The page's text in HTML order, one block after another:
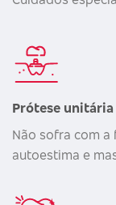
Prótese unitária
Não sofra com
autoestima e